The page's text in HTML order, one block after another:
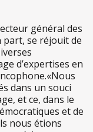
général des
part, se réjouit de
d’expertises en
dans un souci
et ce, dans le
et de
nous étions